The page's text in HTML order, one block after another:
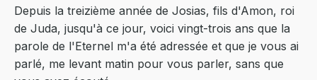
Depuis la treizième année de Josias, fils d'Amon, roi
de Juda, jusqu'à ce jour, voici vingt-trois ans que la
parole de l'Eternel m'a été adressée et que je vous ai
parlé, me levant matin pour vous parler, sans que